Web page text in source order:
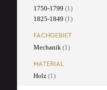
1750-1799 (1)
1825-1849 (1)
FACHGEBIET
Mechanik (1)
MATERIAL
Holz (1)